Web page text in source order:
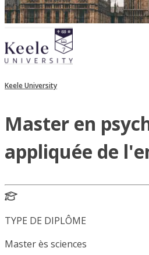
Keele University
Master en
appliquée de
TYPE DE DIPLÔME
Master ès sciences